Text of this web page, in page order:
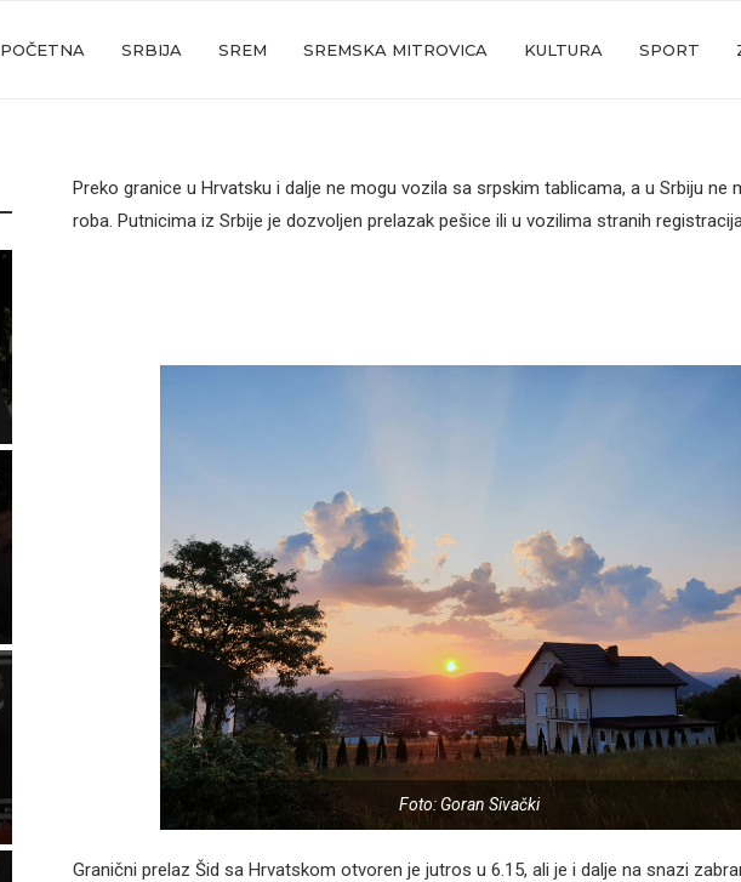
POČETNA SRBIJA SREM SREMSKA MITROVICA KULTURA SPORT
Preko granice u Hrvatsku i dalje ne mogu vozila sa srpskim tablicama, a u Srbiju ne
roba. Putnicima iz Srbije je dozvoljen prelazak pešice ili u vozilima stranih
Foto: Goran Sivački
Granični prelaz Šid sa Hrvatskom otvoren je jutros u 6.15, ali je i dalje na snazi